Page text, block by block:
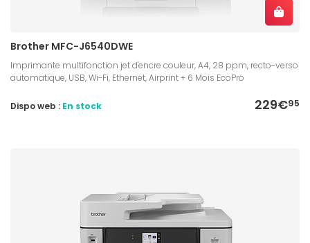
Brother MFC-J6540DWE
Imprimante multifonction jet d'encre couleur, A4, 28 ppm, recto-verso
automatique, USB, Wi-Fi, Ethernet, Airprint + 6 Mois EcoPro
229€95
Dispo web : En stock